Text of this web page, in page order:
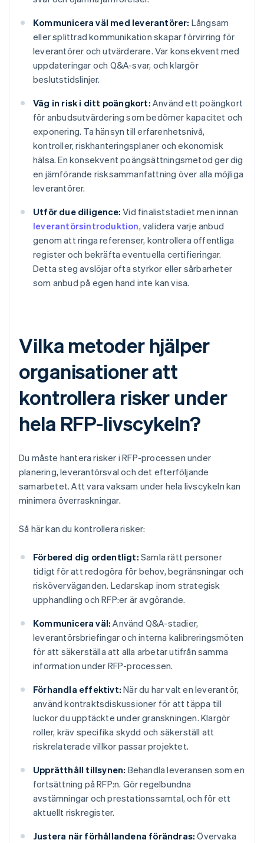
Kommunicera väl med leverantörer: Långsam
eller splittrad kommunikation skapar förvirring för
leverantörer och utvärderare. Var konsekvent med
uppdateringar och Q&A-svar, och klargör
beslutstidslinjer.
Väg in risk i ditt poängkort: Använd ett poängkort
för anbudsutvärdering som bedömer kapacitet och
exponering. Ta hänsyn till erfarenhetsnivå,
kontroller, riskhanteringsplaner och ekonomisk
hälsa. En konsekvent poängsättningsmetod ger dig
en jämförande risksammanfattning över alla möjliga
leverantörer.
Utför due diligence: Vid finaliststadiet men innan
leverantörsintroduktion, validera varje anbud
genom att ringa referenser, kontrollera offentliga
register och bekräfta eventuella certifieringar.
Detta steg avslöjar ofta styrkor eller sårbarheter
som anbud på egen hand inte kan visa.
Vilka metoder hjälper
organisationer att
kontrollera risker under
hela RFP-livscykeln?
Du måste hantera risker i RFP-processen under
planering, leverantörsval och det efterföljande
samarbetet. Att vara vaksam under hela livscykeln kan
minimera överraskningar.
Så här kan du kontrollera risker:
Förbered dig ordentligt: Samla rätt personer
tidigt för att redogöra för behov, begränsningar och
risköverväganden. Ledarskap inom strategisk
upphandling och RFP:er är avgörande.
Kommunicera väl: Använd Q&A-stadier,
leverantörsbriefingar och interna kalibreringsmöten
för att säkerställa att alla arbetar utifrån samma
information under RFP-processen.
Förhandla effektivt: När du har valt en leverantör,
använd kontraktsdiskussioner för att täppa till
luckor du upptäckte under granskningen. Klargör
roller, kräv specifika skydd och säkerställ att
riskrelaterade villkor passar projektet.
Upprätthåll tillsynen: Behandla leveransen som en
fortsättning på RFP:n. Gör regelbundna
avstämningar och prestationssamtal, och för ett
aktuellt riskregister.
Justera när förhållandena förändras: Övervaka